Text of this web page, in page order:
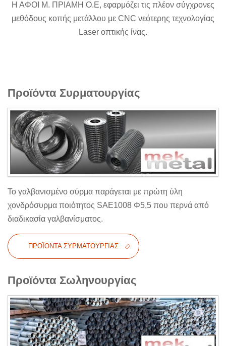
Η ΑΦΟΙ Μ. ΠΡΙΑΜΗ Ο.Ε, εφαρμόζει τις πλέον σύγχρονες
μεθόδους κοπής μετάλλου με CNC νεότερης τεχνολογίας
Laser οπτικής ίνας.
Προϊόντα Συρματουργίας
Το γαλβανισμένο σύρμα παράγεται με πρώτη ύλη
χονδρόσυρμα ποιότητος SAE1008 Φ5,5 που περνά από
διαδικασία γαλβανίσματος.
ΠΡΟΪΌΝΤΑ ΣΥΡΜΑΤΟΥΡΓΊΑΣ
Προϊόντα Σωληνουργίας